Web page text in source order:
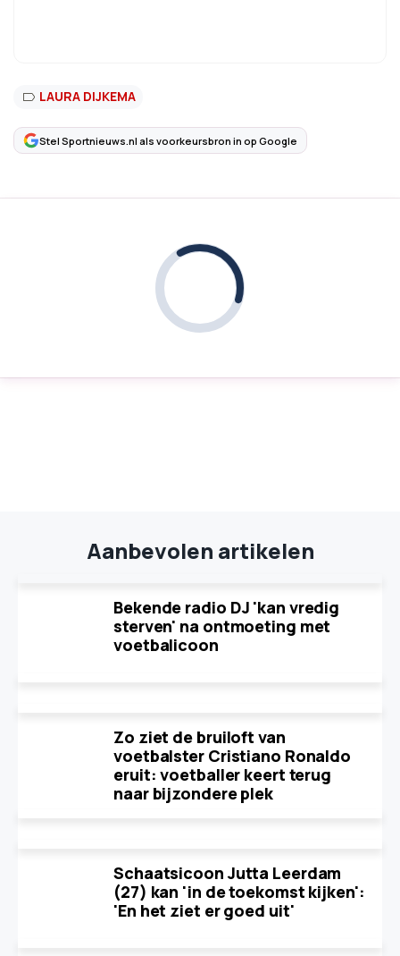
LAURA DIJKEMA
Stel Sportnieuws.nl als voorkeursbron in op Google
Aanbevolen artikelen
Bekende radio DJ 'kan vredig
sterven' na ontmoeting met
voetbalicoon
Zo ziet de bruiloft van
voetbalster Cristiano Ronaldo
eruit: voetballer keert terug
naar bijzondere plek
Schaatsicoon Jutta Leerdam
(27) kan 'in de toekomst kijken':
'En het ziet er goed uit'